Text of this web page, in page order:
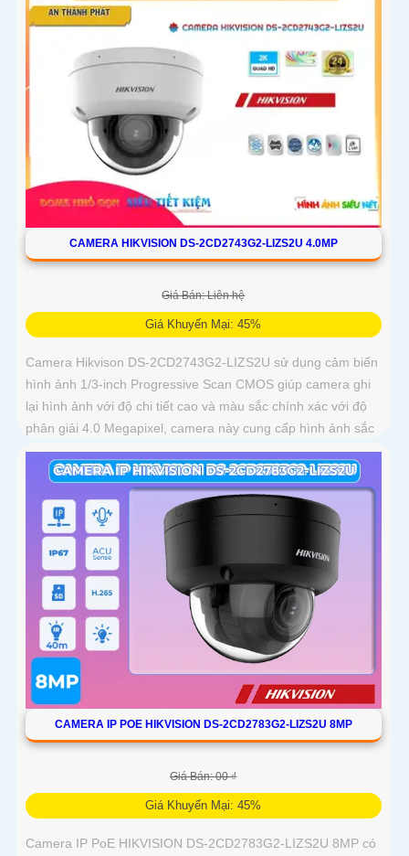
giúp camera có màu rõ nét như ban ngày
CAMERA HIKVISION DS-2CD2743G2-LIZS2U 4.0MP
Giá Bán: Liên hệ
Giá Khuyến Mại: 45%
Camera Hikvison DS-2CD2743G2-LIZS2U sử dụng cảm biến
hình ảnh 1/3-inch Progressive Scan CMOS giúp camera ghi
lại hình ảnh với độ chi tiết cao và màu sắc chính xác với độ
phân giải 4.0 Megapixel, camera này cung cấp hình ảnh sắc
nét và chi tiết cho phép nhận diện đối tượng một cách chính
CAMERA IP POE HIKVISION DS-2CD2783G2-LIZS2U 8MP
Giá Bán: 00 ₫
Giá Khuyến Mại: 45%
Camera IP PoE HIKVISION DS-2CD2783G2-LIZS2U 8MP có